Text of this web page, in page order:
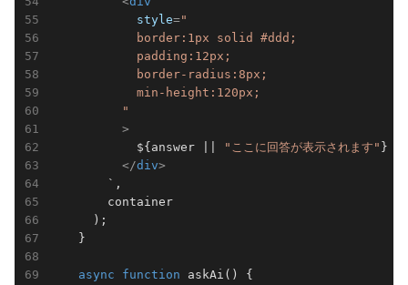
style="
border:1px solid #ddd;
padding:12px;
border-radius:8px;
min-height:120px;
"
>
${answer ||
"ここに回答が表示されます" }
</div>
` ,
container
);
}
async function askAi ( ) {